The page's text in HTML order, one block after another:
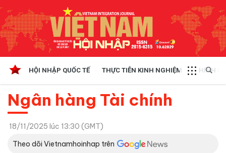
HỘI NHẬP QUỐC TẾ THỰC TIỄN KINH NGHIỆM CHÍNH
Ngân hàng Tài chính
18/11/2025 lúc 13:30 (GMT)
Theo dõi Vietnamhoinhap trên